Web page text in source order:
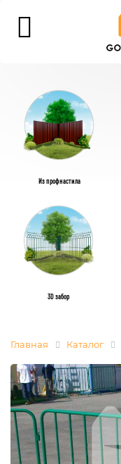
Из профнастила
3D забор
Главная Каталог